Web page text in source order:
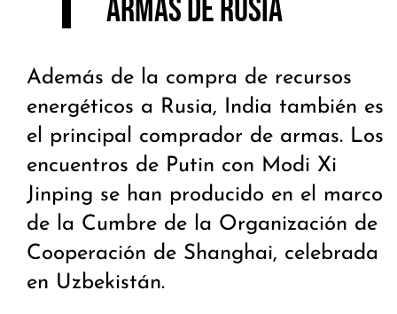
armas de Rusia
Además de la compra de recursos
energéticos a Rusia, India también es
el principal comprador de armas. Los
encuentros de Putin con Modi Xi
Jinping se han producido en el marco
de la Cumbre de la Organización de
Cooperación de Shanghai, celebrada
en Uzbekistán.